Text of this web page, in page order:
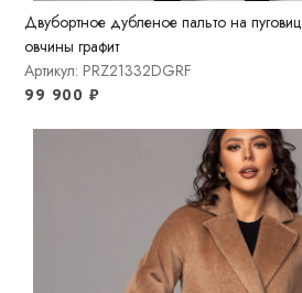
Двубортное дубленое пальто на
овчины графит
Артикул: PRZ21332DGRF
99 900 ₽